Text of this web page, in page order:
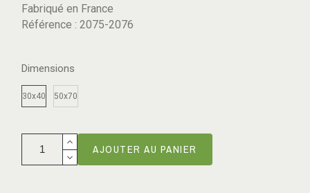
Fabriqué en France
Référence : 2075-2076
Dimensions
30x40 50x70
AJOUTER AU PANIER